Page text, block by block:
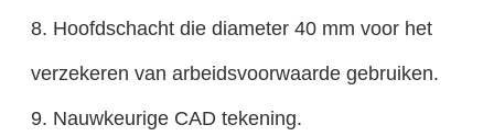
8. Hoofdschacht die diameter 40 mm voor het
verzekeren van arbeidsvoorwaarde gebruiken.
9. Nauwkeurige CAD tekening.